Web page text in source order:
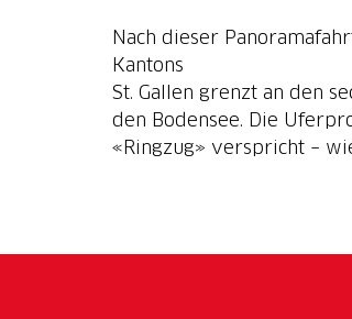
Nach dieser
Kantons
St. Gallen grenzt an den
den Bodensee. Die
«Ringzug» verspricht –